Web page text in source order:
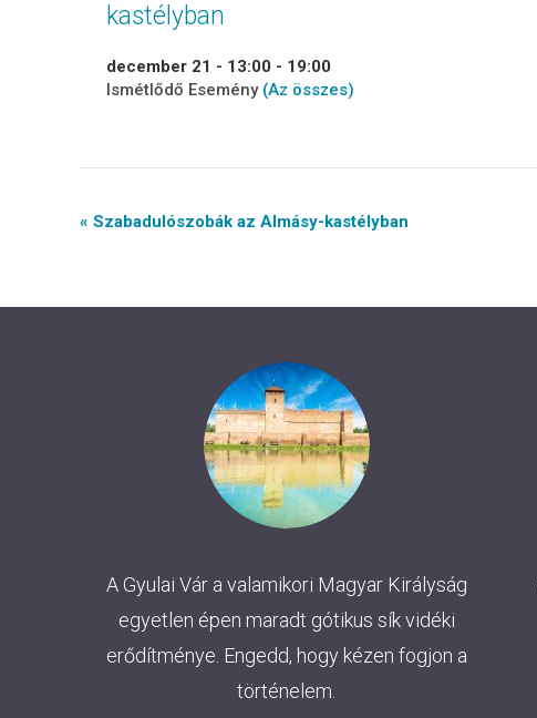
kastélyban
december 21 - 13:00 - 19:00
Ismétlődő Esemény (Az összes)
Event
« Szabadulószobák az Almásy-kastélyban
A Gyulai Vár a valamikori Magyar Királyság
egyetlen épen maradt gótikus sík vidéki
erődítménye. Engedd, hogy kézen fogjon a
történelem.